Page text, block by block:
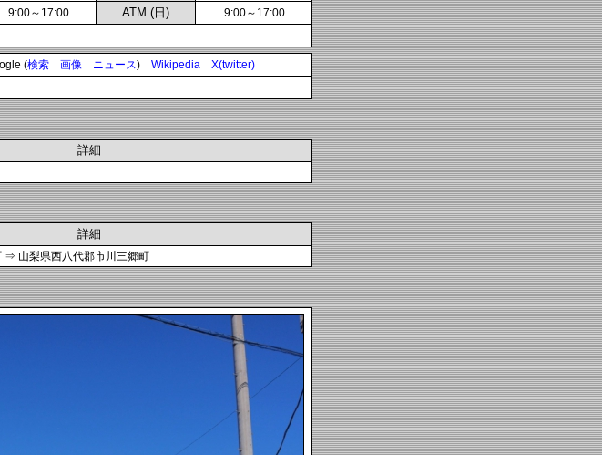
9:00～17:00 ATM (日) 9:00～17:00
(検索 画像 ニュース) Wikipedia X(twitter)
詳細
詳細
⇒ 山梨県西八代郡市川三郷町